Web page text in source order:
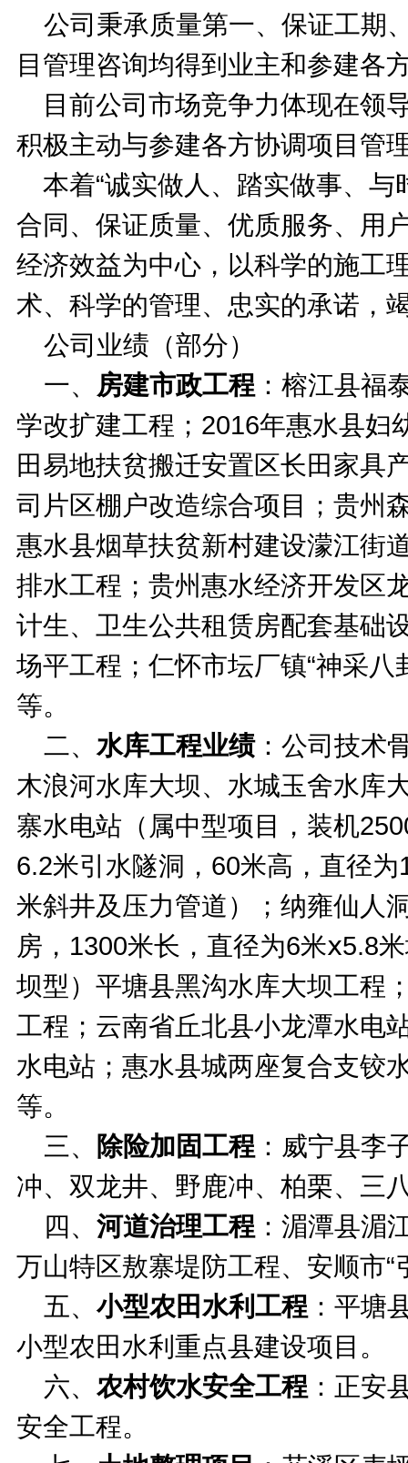
公司秉承质量第一、保证工期
目管理咨询均得到业主和参建各
目前公司市场竞争力体现在领
积极主动与参建各方协调项目管
本着“诚实做人、踏实做事、与
合同、保证质量、优质服务、用
经济效益为中心，以科学的施工
术、科学的管理、忠实的承诺，
公司业绩（部分）
一、 房建市政工程 ：榕江县福
学改扩建工程； 2016年惠水县妇
田易地扶贫搬迁安置区长田家具
司片区棚户改造综合项目；贵州
惠水县烟草扶贫新村建设濛江街
排水工程；贵州惠水经济开发区
计生、卫生公共租赁房配套基础
场平工程；仁怀市坛厂镇“神采
等。
二、 水库工程业绩：公司技术
木浪河水库大坝、水城玉舍水库
寨水电站（属中型项目，装机
6.2米引水隧洞，60米高，直径
米斜井及压力管道）；纳雍仙人
房，1300米长，直径为6米ⅹ5.8
坝型）平塘县黑沟水库大坝工程
工程；云南省丘北县小龙潭水电
水电站；惠水县城两座复合支铰
等。
三、
除险加固工程 ：威宁县李
冲、双龙井、野鹿冲、柏栗、三
四、 河道治理工程 ：湄潭县湄
万山特区敖寨堤防工程、安顺市
五、 小型农田水利工程 ：平塘
小型农田水利重点县建设项目。
六、 农村饮水安全工程 ：正安
安全工程。